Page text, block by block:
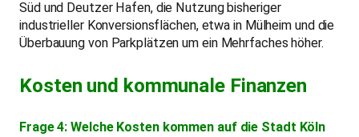
Süd und Deutzer Hafen, die Nutzung bisheriger
industrieller Konversionsflächen, etwa in Mülheim und die
Überbauung von Parkplätzen um ein Mehrfaches höher.
Kosten und kommunale Finanzen
Frage 4: Welche Kosten kommen auf die Stadt Köln